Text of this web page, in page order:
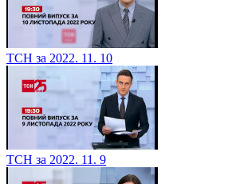
ТСН за 2022. 11. 10
ТСН за 2022. 11. 9